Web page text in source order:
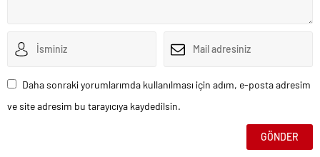
Daha sonraki yorumlarımda kullanılması için adım, e-posta adresim
ve site adresim bu tarayıcıya kaydedilsin.